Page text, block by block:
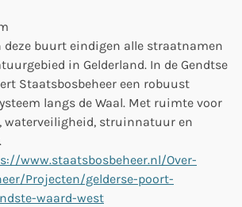
deze buurt eindigen alle straatnamen
in Gelderland. In de Gendtse
Staatsbosbeheer een robuust
langs de Waal. Met ruimte voor
waterveiligheid, struinnatuur en
www.staatsbosbeheer.nl/Over-
Projecten/gelderse-poort-
waard-west